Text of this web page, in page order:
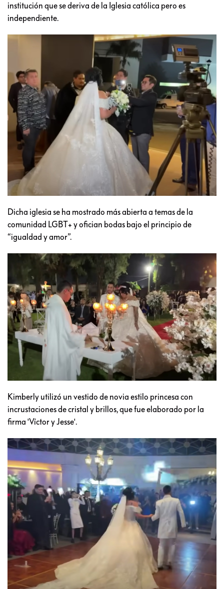
institución que se deriva de la Iglesia católica pero es
independiente.
Dicha iglesia se ha mostrado más abierta a temas de la
comunidad LGBT+ y ofician bodas bajo el principio de
“igualdad y amor”.
Kimberly utilizó un vestido de novia estilo princesa con
incrustaciones de cristal y brillos, que fue elaborado por la
firma 'Víctor y Jesse'.